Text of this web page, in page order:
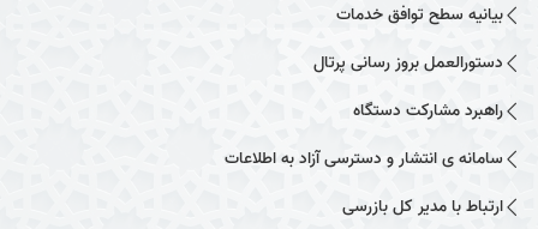
بیانیه سطح توافق خدمات
دستورالعمل بروز رسانی پرتال
راهبرد مشارکت دستگاه
سامانه ی انتشار و دسترسی آزاد به اطلاعات
ارتباط با مدیر کل بازرسی